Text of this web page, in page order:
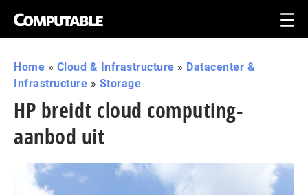
Home » Cloud & Infrastructure » Datacenter &
Infrastructure » Storage
HP breidt cloud computing-
aanbod uit